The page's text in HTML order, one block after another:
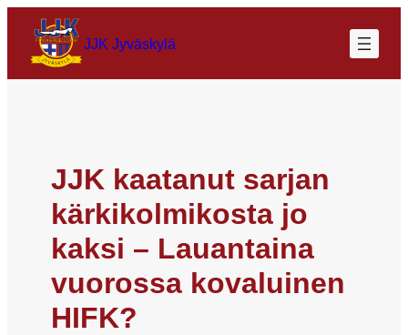
JJK Jyväskylä
JJK kaatanut sarjan
kärkikolmikosta jo
kaksi – Lauantaina
vuorossa kovaluinen
HIFK?